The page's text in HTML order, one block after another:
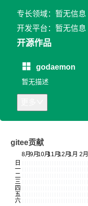
专长领域：暂无信息
开发平台：暂无信息
开源作品
godaemon
暂无描述
gitee贡献